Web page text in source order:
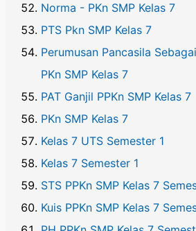
Norma - PKn SMP Kelas 7
PTS Pkn SMP Kelas 7
Perumusan Pancasila
PKn SMP Kelas 7
PAT Ganjil PPKn SMP Kelas 7
PKn SMP Kelas 7
Kelas 7 UTS Semester 1
Kelas 7 Semester 1
STS PPKn SMP Kelas 7
Kuis PPKn SMP Kelas 7